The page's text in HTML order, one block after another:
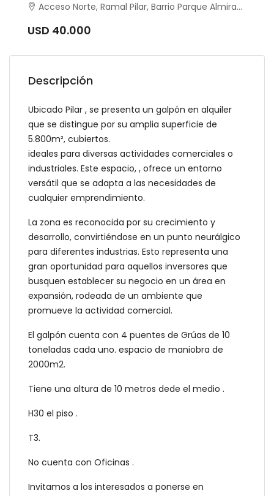
Acceso Norte, Ramal Pilar, Barrio Parque Almirante Irizar, Pilar
USD 40.000
Descripción
Ubicado Pilar , se presenta un galpón en alquiler
que se distingue por su amplia superficie de
5.800m², cubiertos.
ideales para diversas actividades comerciales o
industriales. Este espacio, , ofrece un entorno
versátil que se adapta a las necesidades de
cualquier emprendimiento.
La zona es reconocida por su crecimiento y
desarrollo, convirtiéndose en un punto neurálgico
para diferentes industrias. Esto representa una
gran oportunidad para aquellos inversores que
busquen establecer su negocio en un área en
expansión, rodeada de un ambiente que
promueve la actividad comercial.
El galpón cuenta con 4 puentes de Grúas de 10
toneladas cada uno. espacio de maniobra de
2000m2.
Tiene una altura de 10 metros dede el medio .
H30 el piso .
T3.
No cuenta con Oficinas .
Invitamos a los interesados a ponerse en